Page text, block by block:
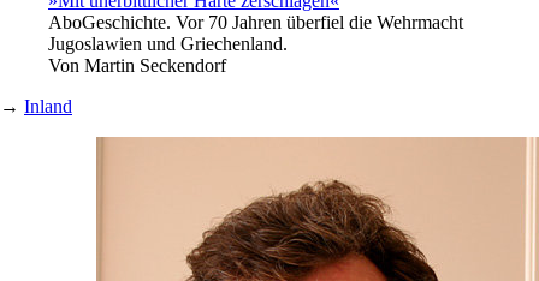
AboGeschichte. Vor 70 Jahren überfiel die Wehrmacht
Jugoslawien und Griechenland.
Von Martin Seckendorf
→ Inland